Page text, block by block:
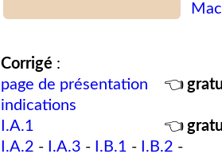
Corrigé :
page de présentation
👈
indications
I.A.1
👈
I.A.2 - I.A.3 - I.B.1 - I.B.2 -